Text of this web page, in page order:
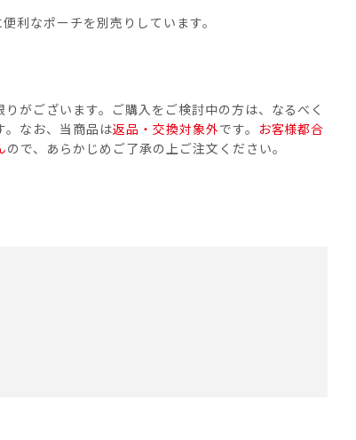
利なポーチを別売りしています。
りがございます。ご購入をご検討中の方は、なるべく
。なお、当商品は返品・交換対象外です。 お客様都合
ので、あらかじめご了承の上ご注文ください。